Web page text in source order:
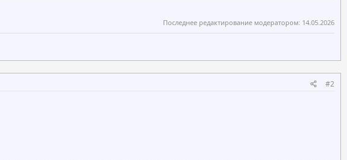
Последнее редактирование модератором: 14.05.2026
#2